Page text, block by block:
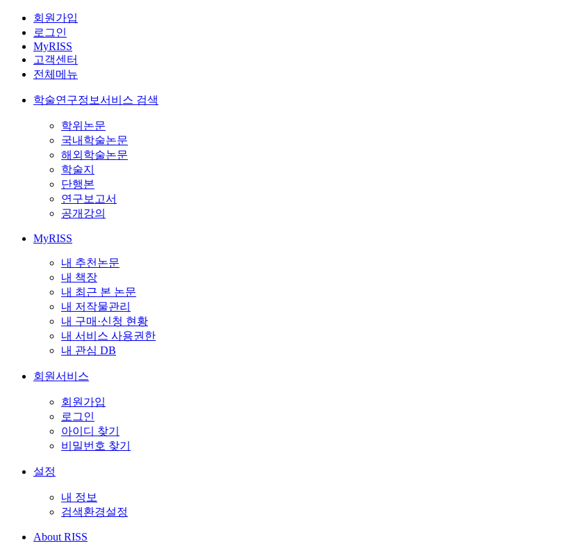
회원가입
로그인
MyRISS
고객센터
전체메뉴
학술연구정보서비스 검색
학위논문
국내학술논문
해외학술논문
학술지
단행본
연구보고서
공개강의
MyRISS
내 추천논문
내 책장
내 최근 본 논문
내 저작물관리
내 구매·신청 현황
내 서비스 사용권한
내 관심 DB
회원서비스
회원가입
로그인
아이디 찾기
비밀번호 찾기
설정
내 정보
검색환경설정
About RISS